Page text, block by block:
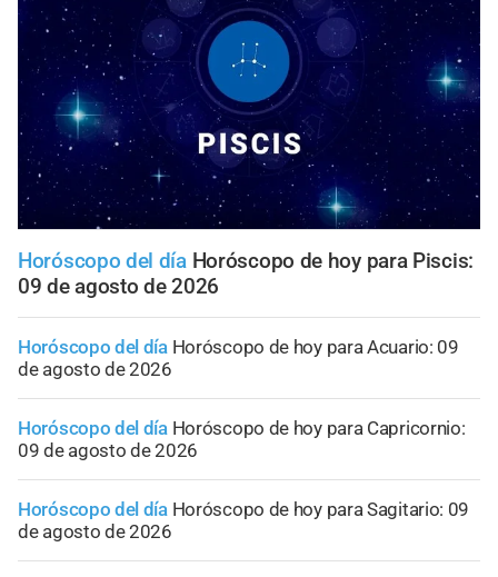
Horóscopo del día Horóscopo de hoy para Piscis:
09 de agosto de 2026
Horóscopo del día Horóscopo de hoy para Acuario: 09
de agosto de 2026
Horóscopo del día Horóscopo de hoy para Capricornio:
09 de agosto de 2026
Horóscopo del día Horóscopo de hoy para Sagitario: 09
de agosto de 2026